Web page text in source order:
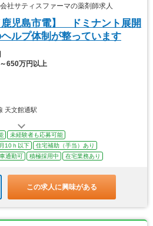
サティスファーマの薬剤師求人
鹿児島市電】 ドミナント展開
ルプ体制が整っています
650万円以上
天文館通駅
未経験者も応募可能
10ｈ以下
住宅補助（手当）あり
車通勤可 積極採用中 在宅業務あり
この求人に興味がある